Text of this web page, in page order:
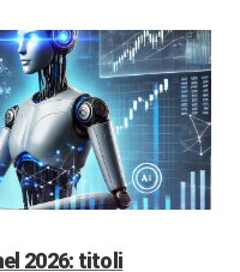
2026: titoli